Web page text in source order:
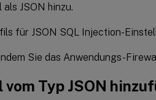
JSON hinzu.
für JSON SQL Injection-
Sie das Anwendungs-
Typ JSON